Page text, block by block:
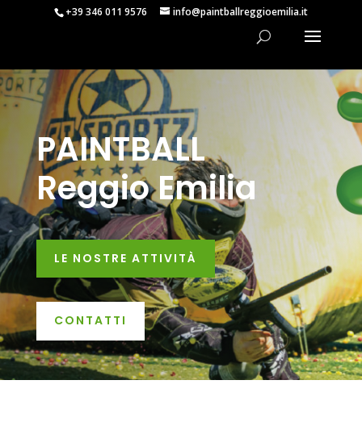
+39 346 011 9576 info@paintballreggioemilia.it
PAINTBALL
Reggio Emilia
LE NOSTRE ATTIVITÀ
CONTATTI